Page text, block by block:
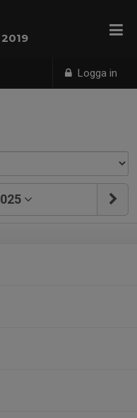
Logga in